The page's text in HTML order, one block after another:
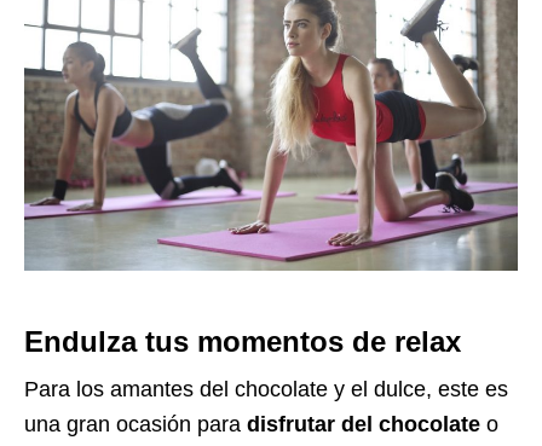
Endulza tus momentos de relax
Para los amantes del chocolate y el dulce, este es
una gran ocasión para disfrutar del chocolate o